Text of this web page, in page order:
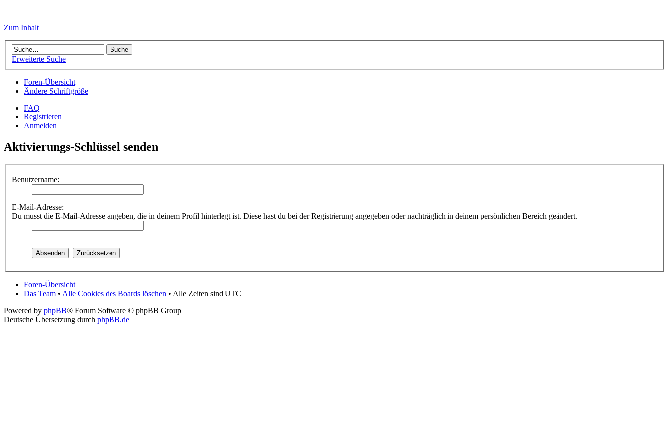
Zum Inhalt
Erweiterte Suche
Foren-Übersicht
Ändere Schriftgröße
FAQ
Registrieren
Anmelden
Aktivierungs-Schlüssel senden
Benutzername:
E-Mail-Adresse:
Du musst die E-Mail-Adresse angeben, die in deinem Profil hinterlegt ist. Diese hast du bei der Registrierung angegeben oder nachträglich in deinem persönlichen Bereich geändert.
Foren-Übersicht
Das Team • Alle Cookies des Boards löschen • Alle Zeiten sind UTC
Powered by phpBB® Forum Software © phpBB Group
Deutsche Übersetzung durch phpBB.de